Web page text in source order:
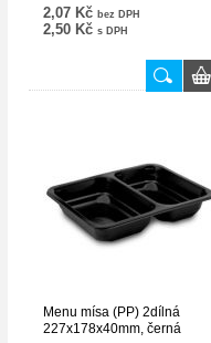
2,07 Kč bez DPH
2,50 Kč s DPH
Menu mísa (PP) 2dílná
227x178x40mm, černá